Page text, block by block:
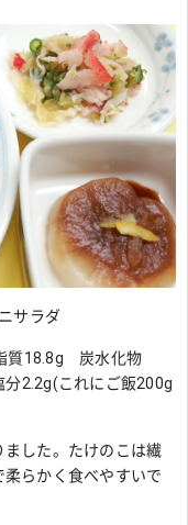
サラダ
質18.8g 炭水化物
2.2g(これにご飯200g
した。たけのこは繊
らかく食べやすいで